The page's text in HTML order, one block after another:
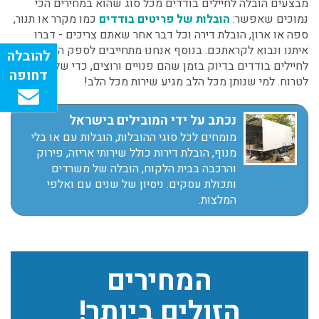
המחירים
מבצעים הובלה לחיילים בודדים מכל סוג שהוא במחירים הכי
נמוכים שאפשר: הובלות של פריטים בודדים כמו מקרר או תנור,
ספה או ארון, הובלת דירה וכל דבר אחר שאתם צריכים - דברו
איתנו ונבוא לקראתכם. בנוסף אנחנו מתחייבים לספק הובלות
לחיילים בודדים בדיוק בזמן שהם פנויים ורוצים, כדי שלא יצטרכו
לטרוח. למי שנותן מכל הלב מגיע שירות מכל הלב!
נכתב על ידי המובילים בישראל
מומחים לכל סוגי ההובלות, הובלות עם או בלי
מנוף, הובלת דירות כולל שירותי אריזה, פירוק
והרכבה בבית הלקוח, הובלה של משרדים
ותכולת עסקים. ניסיון של שנים עם ואלפי
המלצות.